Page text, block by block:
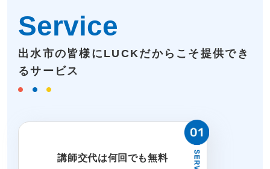
Service
出水市の皆様にLUCKだからこそ提供でき
るサービス
講師交代は何回でも無料